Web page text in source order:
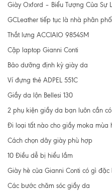
Giày Oxford – Biểu Tượng Của Sự
GCLeather tiếp tục là nhà phân
Thắt lưng ACCIAIO 9854SM
Cặp laptop Gianni Conti
Bảo dưỡng định kỳ giày da
Ví đựng thẻ ADPEL 551C
Giầy da lộn Bellesi 130
2 phụ kiện giầy da bạn luôn cần
Đi loại tất nào cho giầy moka mùa
Cách chọn dây giày phù hợp
10 Điều dễ bị hiểu lầm
Giày hè của Gianni Conti có gì đặc
Các bước chăm sóc giầy da